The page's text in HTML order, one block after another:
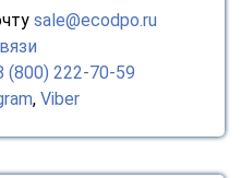
sale@ecodpo.ru
(800) 222-70-59
, Viber
удобный мессенджер!
WhatsApp